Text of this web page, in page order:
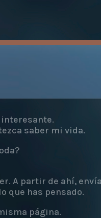
saber mi vida.
A partir de ahí,
que has pensado.
página.